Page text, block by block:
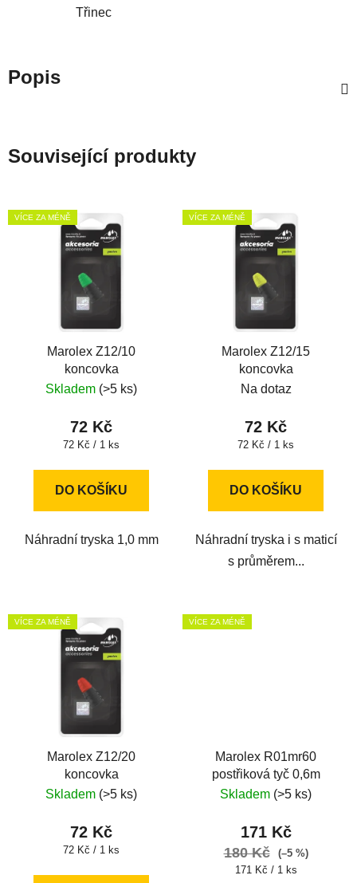
Třinec
Popis
Související produkty
VÍCE ZA MÉNĚ
Marolex Z12/10
koncovka
Skladem (>5 ks)
72 Kč
Měrná
72 Kč / 1 ks
DO KOŠÍKU
Náhradní tryska 1,0 mm
VÍCE ZA MÉNĚ
Marolex Z12/15
koncovka
Na dotaz
72 Kč
Měrná
72 Kč / 1 ks
DO KOŠÍKU
Náhradní tryska i s maticí
s průměrem...
VÍCE ZA MÉNĚ
Marolex Z12/20
koncovka
Skladem (>5 ks)
72 Kč
Měrná
72 Kč / 1 ks
VÍCE ZA MÉNĚ
Marolex R01mr60
postřiková tyč 0,6m
Skladem (>5 ks)
171 Kč
180 Kč
(–5 %)
Měrná
171 Kč / 1 ks